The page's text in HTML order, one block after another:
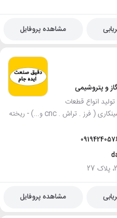
مشاهده پروفایل
و پتروشیمی
انواع قطعات
صنعتی با انواع روشهای ساخت : - ماشینکاری ( فرز . تراش . cnc و...) - ریخته
مشاهده پروفایل